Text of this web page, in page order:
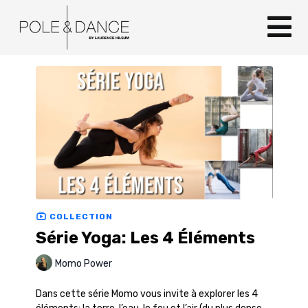
COLLECTION
Série Yoga: Les 4 Éléments
Momo Power
Dans cette série Momo vous invite à explorer les 4